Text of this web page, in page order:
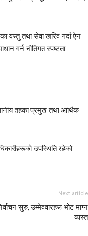
वस्तु तथा सेवा खरिद गर्दा ऐन
गर्न नीतिगत स्पष्टता
तहका प्रमुख तथा आर्थिक
उपस्थिति रहेको
Next article
सुरु, उम्मेदवारहरू भोट माग्न
व्यस्त